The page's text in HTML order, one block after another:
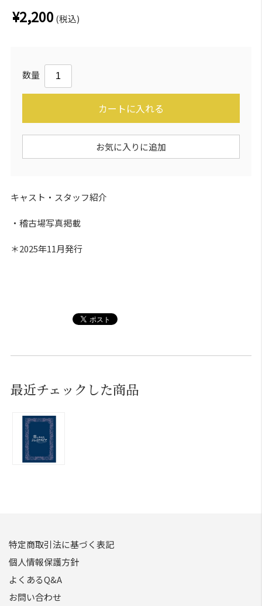
¥2,200 (税込)
数量
カートに入れる
お気に入りに追加
キャスト・スタッフ紹介
・稽古場写真掲載
＊2025年11月発行
最近チェックした商品
特定商取引法に基づく表記
個人情報保護方針
よくあるQ&A
お問い合わせ